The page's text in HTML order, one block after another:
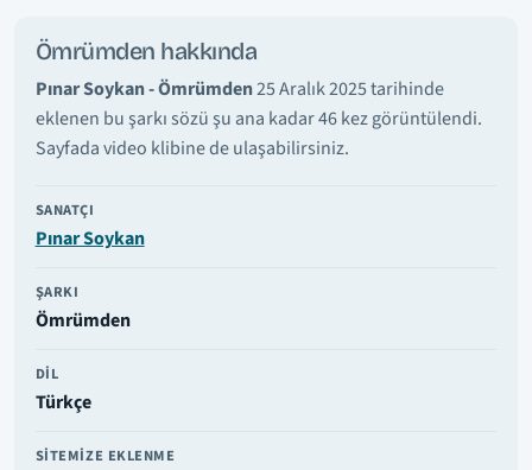
Ömrümden hakkında
Pınar Soykan - Ömrümden25 Aralık 2025 tarihinde
eklenen bu şarkı sözü şu ana kadar 46 kez görüntülendi.
Sayfada video klibine de ulaşabilirsiniz.
SANATÇI
Pınar Soykan
ŞARKI
Ömrümden
DIL
Türkçe
SITEMIZE EKLENME